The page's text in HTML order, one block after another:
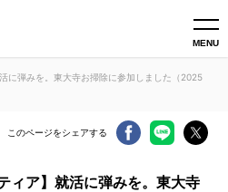
MENU
活に弾みを。東大寺お掃除に参加しました（2025
このページをシェアする
ィア】就活に弾みを。東大寺